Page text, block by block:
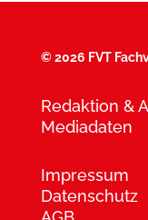
©2026 FVT
Redaktion &
Mediadaten
Impressum
Datenschutz